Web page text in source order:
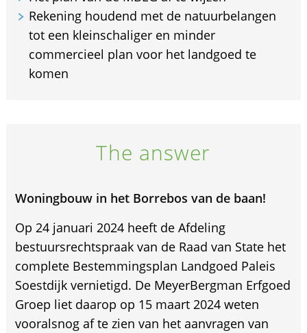
Rekening houdend met de natuurbelangen
tot een kleinschaliger en minder
commercieel plan voor het landgoed te
komen
The answer
Woningbouw in het Borrebos van de baan!
Op 24 januari 2024 heeft de Afdeling
bestuursrechtspraak van de Raad van State het
complete Bestemmingsplan Landgoed Paleis
Soestdijk vernietigd. De MeyerBergman Erfgoed
Groep liet daarop op 15 maart 2024 weten
vooralsnog af te zien van het aanvragen van